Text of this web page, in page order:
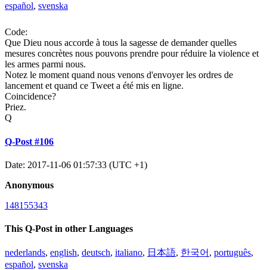
español, svenska
Code:
Que Dieu nous accorde à tous la sagesse de demander quelles
mesures concrètes nous pouvons prendre pour réduire la violence et
les armes parmi nous.
Notez le moment quand nous venons d'envoyer les ordres de
lancement et quand ce Tweet a été mis en ligne.
Coincidence?
Priez.
Q
Q-Post #106
Date: 2017-11-06 01:57:33 (UTC +1)
Anonymous
148155343
This Q-Post in other Languages
nederlands, english, deutsch, italiano, 日本語, 한국어 , português,
español, svenska